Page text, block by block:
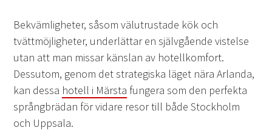
Bekvämligheter, såsom välutrustade kök och
tvättmöjligheter, underlättar en självgående vistelse
utan att man missar känslan av hotellkomfort.
Dessutom, genom det strategiska läget nära Arlanda,
kan dessa hotell i Märsta fungera som den perfekta
språngbrädan för vidare resor till både Stockholm
och Uppsala.